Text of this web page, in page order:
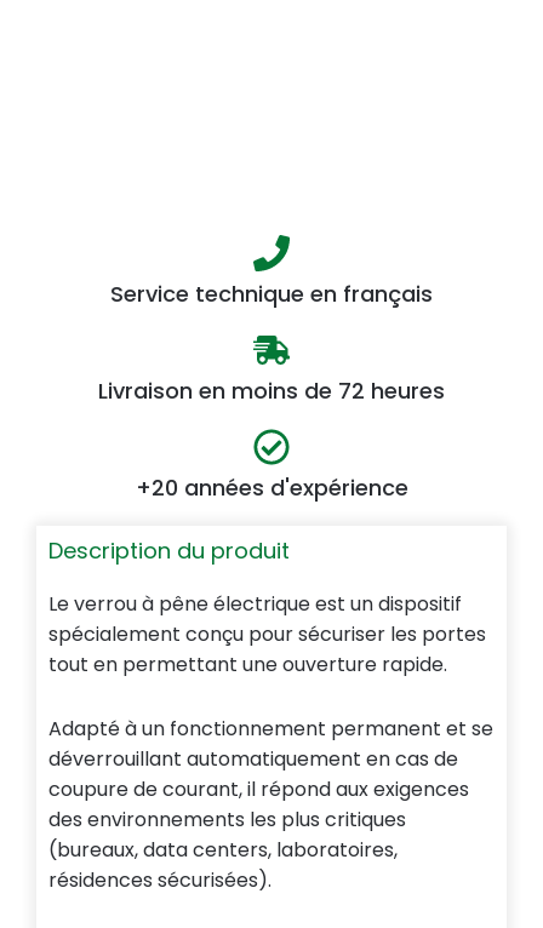
Service technique en français
Livraison en moins de 72 heures
+20 années d'expérience
Description du produit
Le verrou à pêne électrique est un dispositif
spécialement conçu pour sécuriser les portes
tout en permettant une ouverture rapide.
Adapté à un fonctionnement permanent et se
déverrouillant automatiquement en cas de
coupure de courant, il répond aux exigences
des environnements les plus critiques
(bureaux, data centers, laboratoires,
résidences sécurisées).